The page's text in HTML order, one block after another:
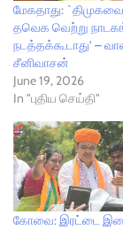
மேகதாது:
தவெக வெற்று
நடத்தக்கூடாது’ –
சீனிவாசன்
June 19, 2026
In "புதிய செய்தி"
கோவை: இரட்டை